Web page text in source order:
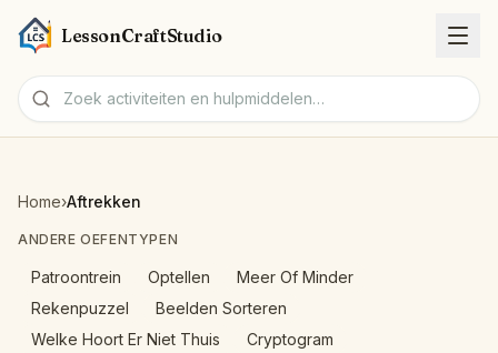
LessonCraftStudio
Activiteiten
Hulpmiddelen
Home›Aftrekken
ANDERE OEFENTYPEN
Patroontrein Optellen
Meer Of Minder
Rekenpuzzel
Beelden Sorteren
Welke Hoort Er Niet Thuis
Cryptogram